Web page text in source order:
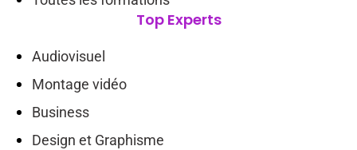
Top Experts
Audiovisuel
Montage vidéo
Business
Design et Graphisme